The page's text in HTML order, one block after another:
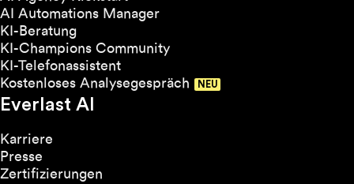
AI Automations Manager
KI-Beratung
KI-Champions Community
KI-Telefonassistent
Kostenloses Analysegespräch
Everlast AI
Karriere
Presse
Zertifizierungen